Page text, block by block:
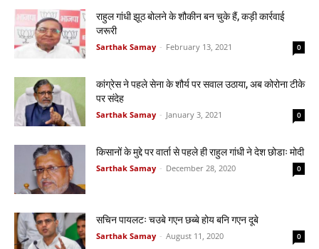
राहुल गांधी झूठ बोलने के शौकीन बन चुके हैं, कड़ी कार्रवाई
जरूरी
Sarthak Samay - February 13, 2021 0
कांग्रेस ने पहले सेना के शौर्य पर सवाल उठाया, अब कोरोना टीके
पर संदेह
Sarthak Samay - January 3, 2021 0
किसानों के मुद्दे पर वार्ता से पहले ही राहुल गांधी ने देश छोडाः मोदी
Sarthak Samay - December 28, 2020 0
सचिन पायलटः चउबे गएन छब्बे होय बनि गएन दूबे
Sarthak Samay - August 11, 2020 0